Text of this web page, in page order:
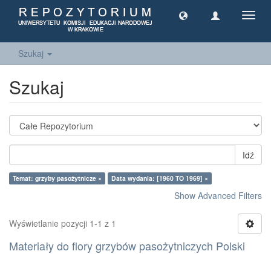
Szukaj
Szukaj
Idź
Temat: grzyby pasożytnicze × Data wydania: [1960 TO 1969] ×
Show Advanced Filters
Wyświetlanie pozycji 1-1 z 1
Materiały do flory grzybów pasożytniczych Polski